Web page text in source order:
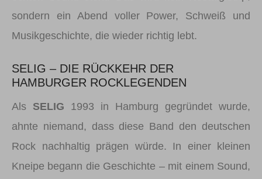
sondern ein Abend voller Power, Schweiß und
Musikgeschichte, die wieder richtig lebt.
SELIG – DIE RÜCKKEHR DER
HAMBURGER ROCKLEGENDEN
Als SELIG 1993 in Hamburg gegründet wurde,
ahnte niemand, dass diese Band den deutschen
Rock nachhaltig prägen würde. In einer kleinen
Kneipe begann die Geschichte – mit einem Sound,